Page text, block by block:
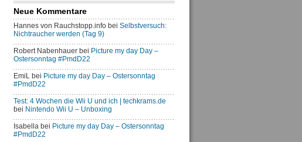
Neue Kommentare
Hannes von Rauchstopp.info bei Selbstversuch:
Nichtraucher werden (Tag 9)
Robert Nabenhauer bei Picture my day Day –
Ostersonntag #PmdD22
EmiL bei Picture my day Day – Ostersonntag
#PmdD22
Test: 4 Wochen die Wii U und ich | techkrams.de
bei Nintendo Wii U – Unboxing
Isabella bei Picture my day Day – Ostersonntag
#PmdD22